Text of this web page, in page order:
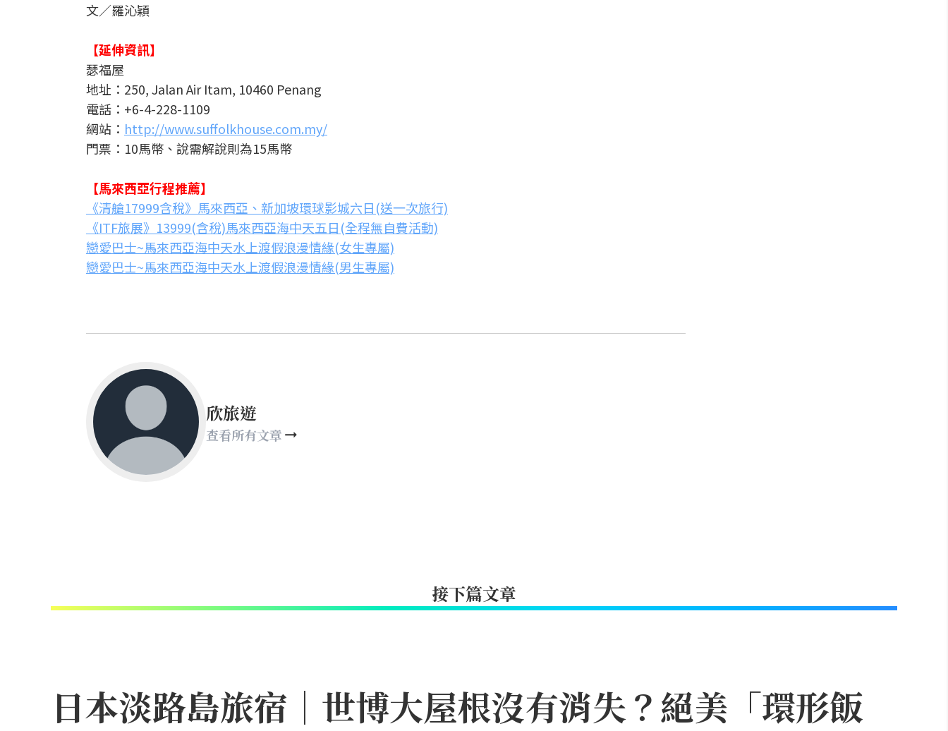
文／羅沁穎
【延伸資訊】
瑟福屋
地址：250, Jalan Air Itam, 10460 Penang
電話：+6-4-228-1109
網站： http://www.suffolkhouse.com.my/
門票：10馬幣、說需解說則為15馬幣
【馬來西亞行程推薦】
《清艙17999含稅》馬來西亞、新加坡環球影城六日(送一次旅行)
《ITF旅展》13999(含稅)馬來西亞海中天五日(全程無自費活動)
戀愛巴士~馬來西亞海中天水上渡假浪漫情緣(女生專屬)
戀愛巴士~馬來西亞海中天水上渡假浪漫情緣(男生專屬)
欣旅遊
查看所有文章
接下篇文章
日本淡路島旅宿｜世博大屋根沒有消失？絕美「環形飯